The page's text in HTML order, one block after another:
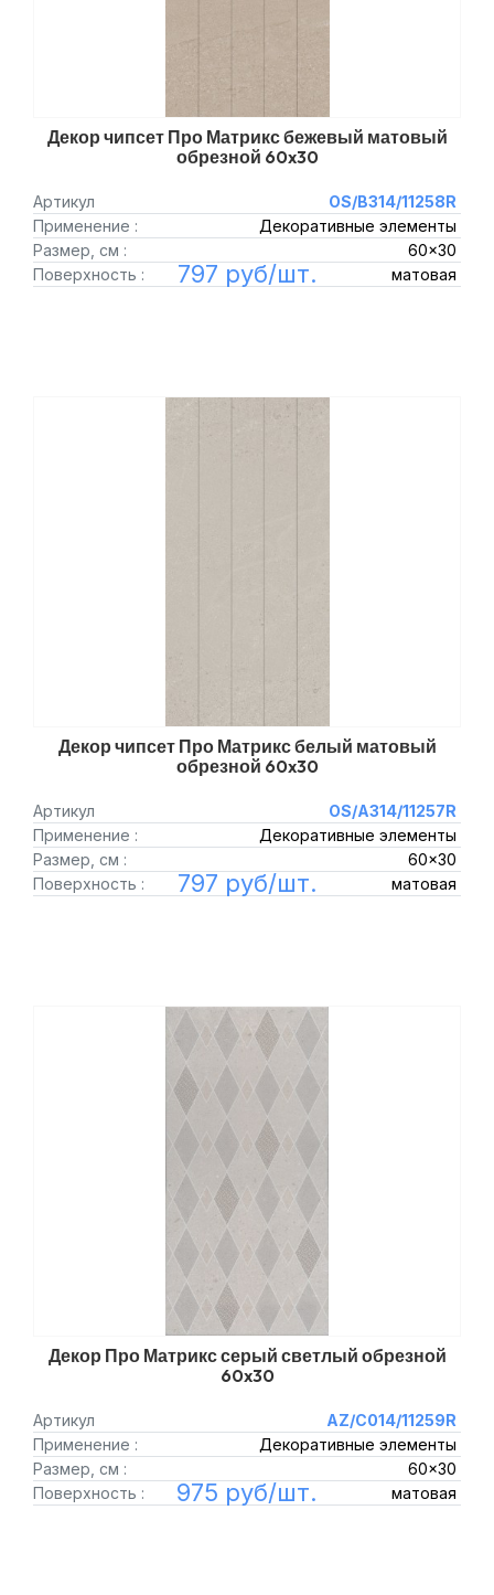
Декор чипсет Про Матрикс бежевый матовый
обрезной 60x30
Артикул
OS/B314/11258R
Применение :
Декоративные элементы
Размер, см :
60x30
Поверхность :
матовая
797 руб/шт.
Декор чипсет Про Матрикс белый матовый
обрезной 60x30
Артикул
OS/A314/11257R
Применение :
Декоративные элементы
Размер, см :
60x30
Поверхность :
матовая
797 руб/шт.
Декор Про Матрикс серый светлый обрезной
60x30
Артикул
AZ/C014/11259R
Применение :
Декоративные элементы
Размер, см :
60x30
Поверхность :
матовая
975 руб/шт.